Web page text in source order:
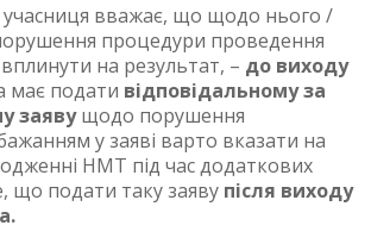
вважає, що щодо нього /
процедури проведення
на результат, – до виходу
має подати відповідальному за
заявущодо порушення
у заяві варто вказати на
НМТ під час додаткових
що подати таку заяву після виходу